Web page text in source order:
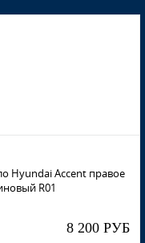
Hyundai Accent правое
R01
8 200 РУБ